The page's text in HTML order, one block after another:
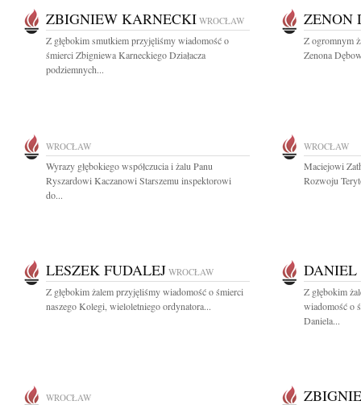
ZBIGNIEW KARNECKI WROCŁAW
Z głębokim smutkiem przyjęliśmy wiadomość o
śmierci Zbigniewa Karneckiego Działacza
podziemnych...
ZENON
Z ogromnym
Zenona
WROCŁAW
Wyrazy głębokiego współczucia i żalu Panu
Ryszardowi Kaczanowi Starszemu inspektorowi
do...
WROCŁAW
Maciejowi
Rozwoju
LESZEK FUDALEJ WROCŁAW
Z głębokim żalem przyjęliśmy wiadomość o śmierci
naszego Kolegi, wieloletniego ordynatora...
DANIEL
Z głębokim
wiadomość o
Daniela...
WROCŁAW